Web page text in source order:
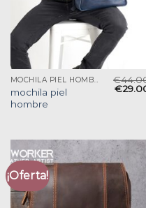
MOCHILA PIEL HOMBRE
mochila piel
hombre
€
€
¡Oferta!